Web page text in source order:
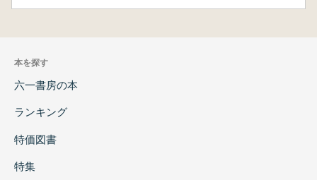
本を探す
六一書房の本
ランキング
特価図書
特集